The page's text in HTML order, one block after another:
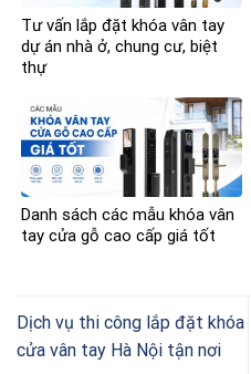
Tư vấn lắp đặt khóa vân tay
dự án nhà ở, chung cư, biệt
thự
Danh sách các mẫu khóa vân
tay cửa gỗ cao cấp giá tốt
Dịch vụ thi công lắp đặt khóa
cửa vân tay Hà Nội tận nơi